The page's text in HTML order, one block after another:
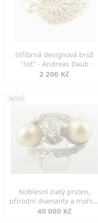
Stříbrná designová brož
"list" - Andreas Daub
2 200 Kč
NOVÉ
Noblesní zlatý prsten,
přírodní diamanty a mořské
perly
40 000 Kč